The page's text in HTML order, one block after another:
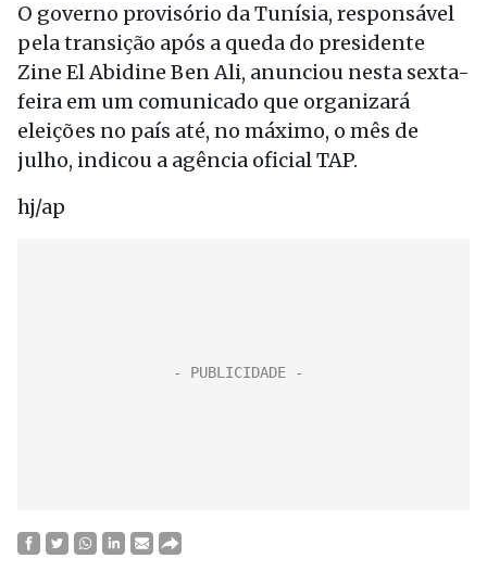
O governo provisório da Tunísia, responsável
pela transição após a queda do presidente
Zine El Abidine Ben Ali, anunciou nesta sexta-
feira em um comunicado que organizará
eleições no país até, no máximo, o mês de
julho, indicou a agência oficial TAP.
hj/ap